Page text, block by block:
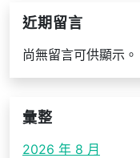
近期留言
尚無留言可供顯示。
彙整
2026 年 8 月